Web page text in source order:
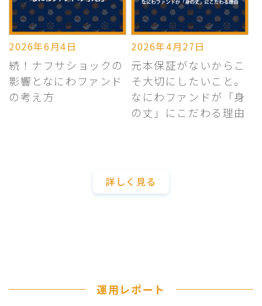
2026年6月4日
続！ナフサショックの
影響となにわファンド
の考え方
2026年4月27日
元本保証がないからこ
そ大切にしたいこと。
なにわファンドが「身
の丈」にこだわる理由
詳しく見る
運用レポート